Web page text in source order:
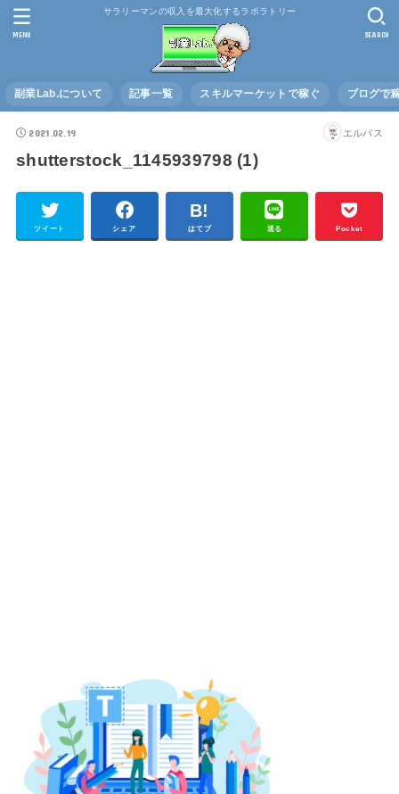
サラリーマンの収入を最大化するラボラトリー
副業Lab.について 記事一覧 スキルマーケットで稼ぐ ブログで
SEARCH
MENU
2021.02.19 エルバス
shutterstock_1145939798 (1)
ツイート シェア はてブ 送る Pocket